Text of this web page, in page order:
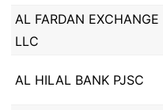
AL FARDAN EXCHANGE
LLC
AL HILAL BANK PJSC